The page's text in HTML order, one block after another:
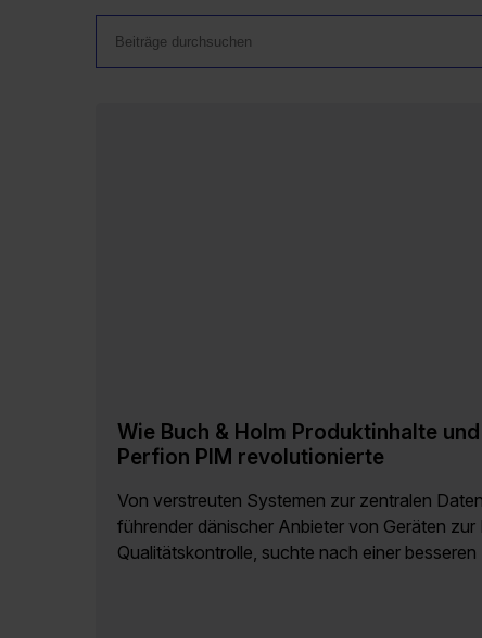
Wie Buch & Holm Produktinhalte
Perfion PIM revolutionierte
Von verstreuten Systemen zur zentralen
führender dänischer Anbieter von Geräten zur
Qualitätskontrolle, suchte nach einer besseren